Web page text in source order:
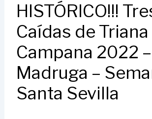
HISTÓRICO!!!
Caídas de Triana
Campana 2022
Madruga –
Santa Sevilla